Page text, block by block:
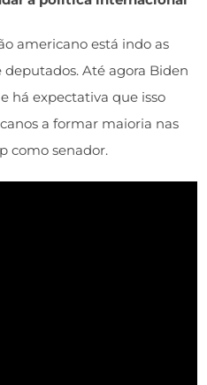
americano está indo as
deputados. Até agora Biden
há expectativa que isso
a formar maioria nas
como senador.